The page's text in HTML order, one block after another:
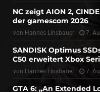
NC zeigt AION 2,
der gamescom 2026
von Hannes Linsbauer 7.
SANDISK Optimus
C50 erweitert Xbox
von Hannes Linsbauer 7.
GTA 6: „An Extended